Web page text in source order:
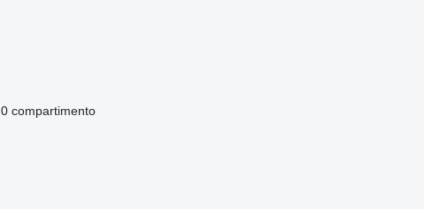
0 compartimento